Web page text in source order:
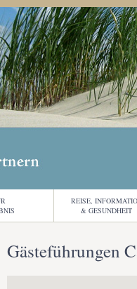
Gästeführungen
REISE,
& GESUNDHEIT